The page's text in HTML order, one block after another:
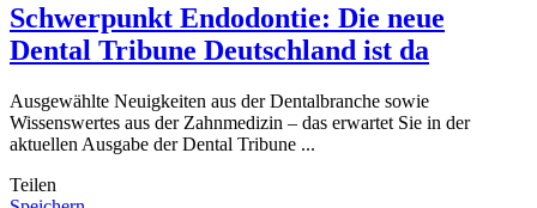
Schwerpunkt Endodontie: Die neue
Dental Tribune Deutschland ist da
Ausgewählte Neuigkeiten aus der Dentalbranche sowie
Wissenswertes aus der Zahnmedizin – das erwartet Sie in der
aktuellen Ausgabe der Dental Tribune ...
Teilen